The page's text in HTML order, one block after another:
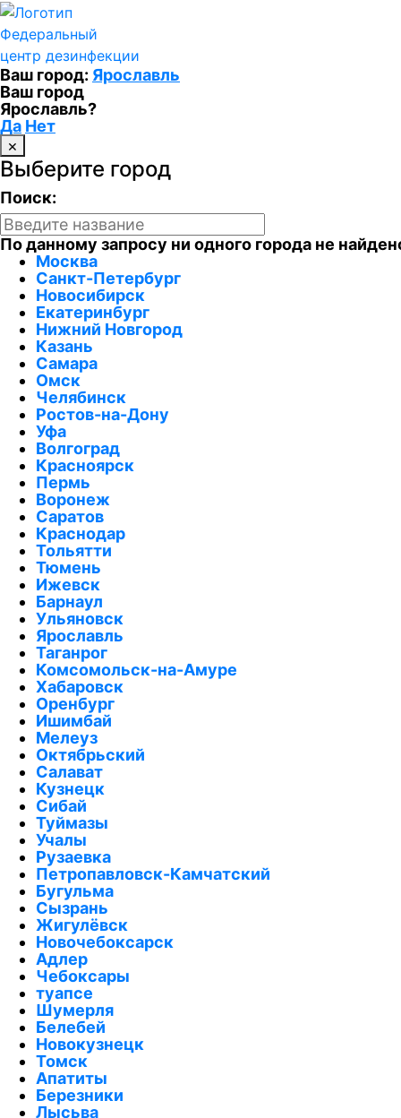
Федеральный
центр дезинфекции
Ваш город: Ярославль
Ваш город
Ярославль?
Да Нет
×
Выберите город
Поиск:
По данному запросу ни одного города не
Москва
Санкт-Петербург
Новосибирск
Екатеринбург
Нижний Новгород
Казань
Самара
Омск
Челябинск
Ростов-на-Дону
Уфа
Волгоград
Красноярск
Пермь
Воронеж
Саратов
Краснодар
Тольятти
Тюмень
Ижевск
Барнаул
Ульяновск
Ярославль
Таганрог
Комсомольск-на-Амуре
Хабаровск
Оренбург
Ишимбай
Мелеуз
Октябрьский
Салават
Кузнецк
Сибай
Туймазы
Учалы
Рузаевка
Петропавловск-Камчатский
Бугульма
Сызрань
Жигулёвск
Новочебоксарск
Адлер
Чебоксары
туапсе
Шумерля
Белебей
Новокузнецк
Томск
Апатиты
Березники
Лысьва